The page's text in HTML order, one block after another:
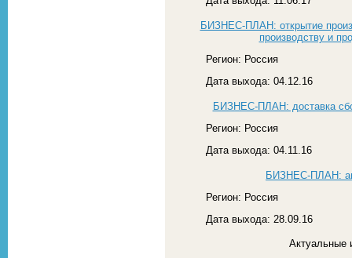
БИЗНЕС-ПЛАН: открытие
производству и
Регион: Россия
Дата выхода: 04.12.16
БИЗНЕС-ПЛАН: доставка
Регион: Россия
Дата выхода: 04.11.16
БИЗНЕС-ПЛАН:
Регион: Россия
Дата выхода: 28.09.16
Актуальные